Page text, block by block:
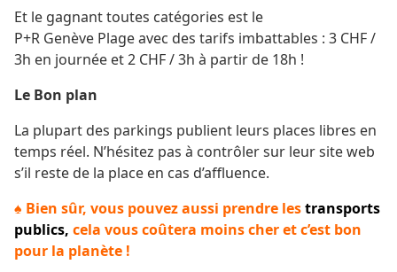
Et le gagnant toutes catégories est le
P+R Genève Plage avec des tarifs imbattables : 3 CHF /
3h en journée et 2 CHF / 3h à partir de 18h !
Le Bon plan
La plupart des parkings publient leurs places libres en
temps réel. N’hésitez pas à contrôler sur leur site web
s’il reste de la place en cas d’affluence.
♠ Bien sûr, vous pouvez aussi prendre lestransports
publics, cela vous coûtera moins cher et c’est bon
pour la planète !